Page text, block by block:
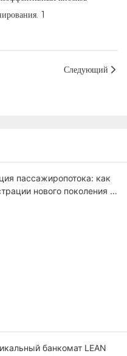
Следующий
пассажиропотока: как
нового поколения в
банкомат LEAN